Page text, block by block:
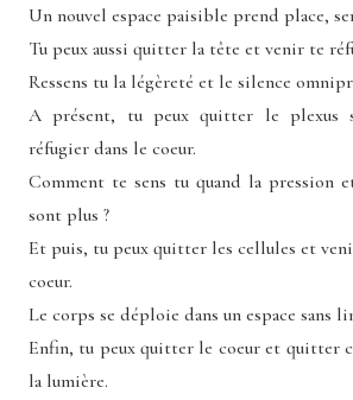
Un nouvel espace paisible prend place,
Tu peux aussi quitter la tête et venir te
Ressens tu la légèreté et le silence
A présent, tu peux quitter le plexus
réfugier dans le coeur.
Comment te sens tu quand la pression
sont plus ?
Et puis, tu peux quitter les cellules et
coeur.
Le corps se déploie dans un espace sans
Enfin, tu peux quitter le coeur et quitter
la lumière.